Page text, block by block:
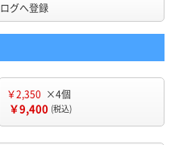
グへ登録
￥2,350 ×4個
￥9,400 (税込)